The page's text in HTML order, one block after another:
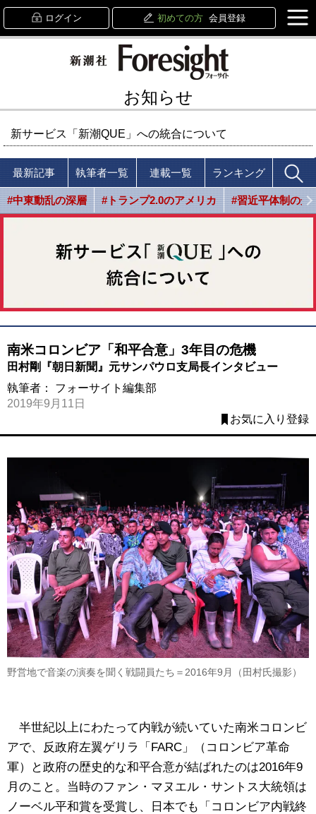
ログイン 初めての方 会員登録
お知らせ
新サービス「新潮QUE」への統合について
最新記事 執筆者一覧 連載一覧 ランキング
#中東動乱の深層 #トランプ2.0のアメリカ #習近平体制の光
南米コロンビア「和平合意」3年目の危機
田村剛『朝日新聞』元サンパウロ支局長インタビュー
執筆者： フォーサイト編集部
2019年9月11日
お気に入り登録
野営地で音楽の演奏を聞く戦闘員たち＝2016年9月（田村氏撮影）
半世紀以上にわたって内戦が続いていた南米コロンビ
アで、反政府左翼ゲリラ「FARC」（コロンビア革命
軍）と政府の歴史的な和平合意が結ばれたのは2016年9
月のこと。当時のファン・マヌエル・サントス大統領は
ノーベル平和賞を受賞し、日本でも「コロンビア内戦終